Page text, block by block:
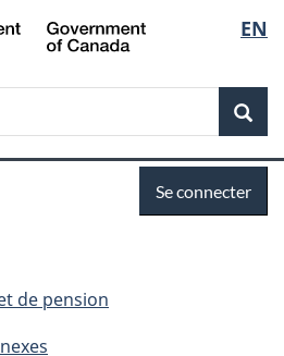
Passer
au
Passer
à
d'accession
Passer
à
du
Passer
à
simplifiée
de
la
EN
connecter
Se connecter
de pension